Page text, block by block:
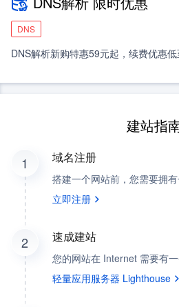
DNS
DNS解析新购特惠59元起，续费优惠
建站指
1 域名注册
搭建一个网站前，您需要拥
立即注册
2 速成建站
您的网站在 Internet 需要有
轻量应用服务器 Lighthouse